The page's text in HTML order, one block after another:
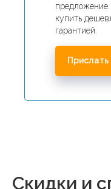
купить
гарантией.
Прислать
Скидки и